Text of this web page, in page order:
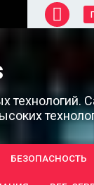
технологий.
БЕЗОПАСНОСТЬ